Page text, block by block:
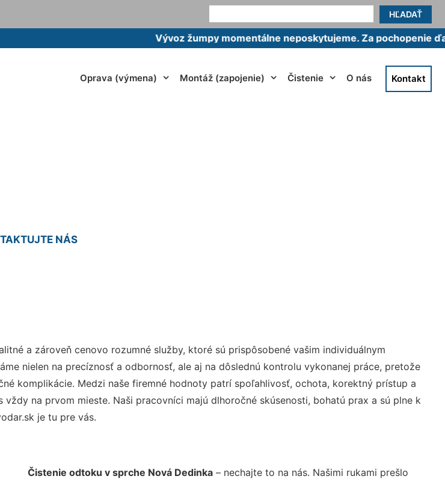
HĽADAŤ
Vývoz žumpy momentálne neposkytujeme. Za pochopenie
Oprava (výmena) Montáž (zapojenie) Čistenie O nás Kontakt
NÁS
a zároveň cenovo rozumné služby, ktoré sú prispôsobené vašim individuálnym
nielen na precíznosť a odbornosť, ale aj na dôslednú kontrolu vykonanej práce, pretože
komplikácie. Medzi naše firemné hodnoty patrí spoľahlivosť, ochota, korektný prístup a
na prvom mieste. Naši pracovníci majú dlhoročné skúsenosti, bohatú prax a sú plne k
je tu pre vás.
Čistenie odtoku v sprche Nová Dedinka– nechajte to na nás. Našimi rukami prešlo